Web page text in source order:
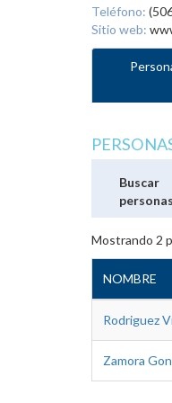
Teléfono:
Sitio web:
Buscar
personas
Mostrando 2
NOMBRE
Rodriguez
Zamora